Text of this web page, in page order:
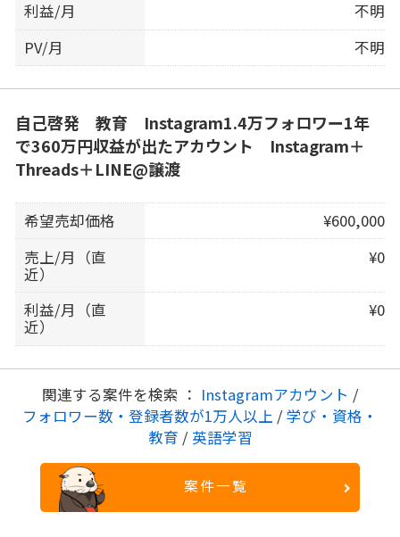
利益/月
不明
PV/月
不明
自己啓発 教育 Instagram1.4万フォロワー1年
で360万円収益が出たアカウント Instagram＋
Threads＋LINE@譲渡
希望売却価格
¥600,000
売上/月（直
近）
¥0
利益/月（直
近）
¥0
関連する案件を検索 ： Instagramアカウント /
フォロワー数・登録者数が1万人以上 / 学び・資格・
教育 / 英語学習
案件一覧